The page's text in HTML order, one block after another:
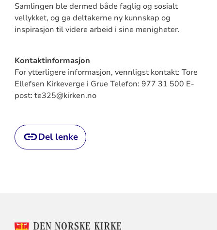
Samlingen ble dermed både faglig og sosialt
vellykket, og ga deltakerne ny kunnskap og
inspirasjon til videre arbeid i sine menigheter.
Kontaktinformasjon
For ytterligere informasjon, vennligst kontakt: Tore
Ellefsen Kirkeverge i Grue Telefon: 977 31 500 E-
post: te325@kirken.no
Del lenke
KONTAKTINFORMASJON